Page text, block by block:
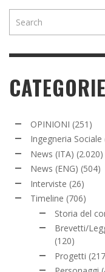
CATEGORIE
OPINIONI (251)
Ingegneria Sociale
News (ITA) (2.020)
News (ENG) (504)
Interviste (26)
Timeline (706)
Storia del
Brevetti/
(120)
Progetti